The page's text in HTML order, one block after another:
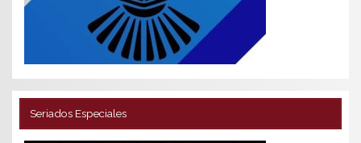
Seriados Especiales